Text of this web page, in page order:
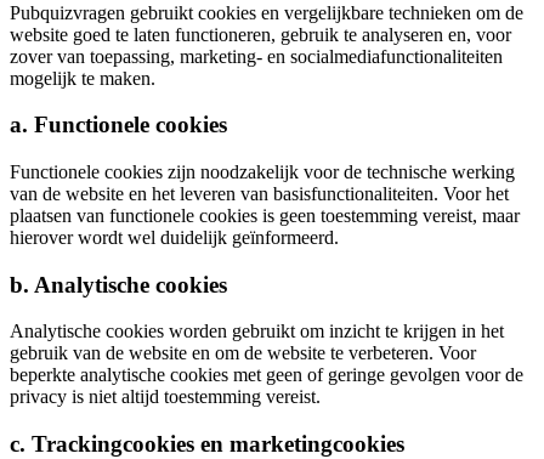
Pubquizvragen gebruikt cookies en vergelijkbare technieken om de
website goed te laten functioneren, gebruik te analyseren en, voor
zover van toepassing, marketing- en socialmediafunctionaliteiten
mogelijk te maken.
a. Functionele cookies
Functionele cookies zijn noodzakelijk voor de technische werking
van de website en het leveren van basisfunctionaliteiten. Voor het
plaatsen van functionele cookies is geen toestemming vereist, maar
hierover wordt wel duidelijk geïnformeerd.
b. Analytische cookies
Analytische cookies worden gebruikt om inzicht te krijgen in het
gebruik van de website en om de website te verbeteren. Voor
beperkte analytische cookies met geen of geringe gevolgen voor de
privacy is niet altijd toestemming vereist.
c. Trackingcookies en marketingcookies